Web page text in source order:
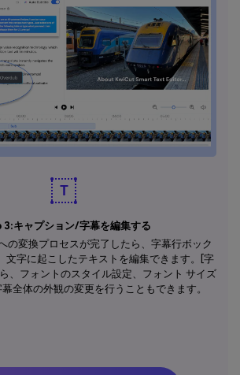
3:キャプション/字幕を編集する
の変換プロセスが完了したら、字幕行ボック
文字に起こしたテキストを編集できます。[字
、フォントのスタイル設定、フォント サイズ
全体の外観の変更を行うこともできます。